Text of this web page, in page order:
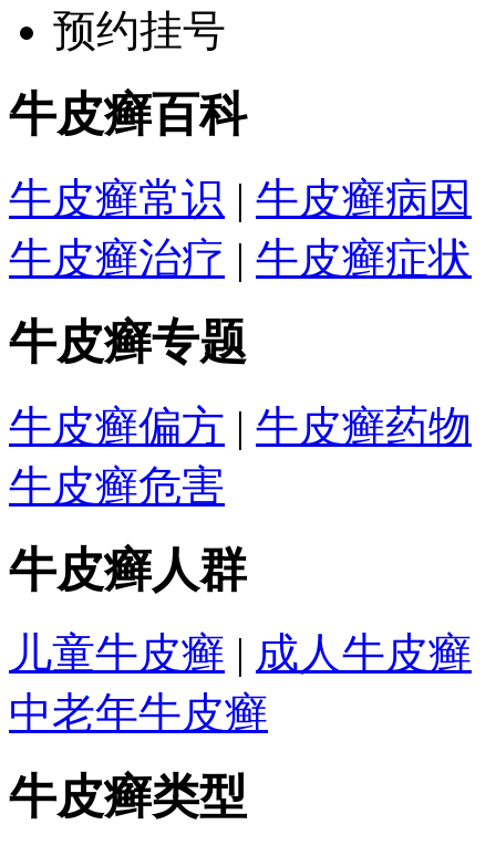
预约挂号
牛皮癣百科
牛皮癣常识 | 牛皮癣病因
牛皮癣治疗 | 牛皮癣症状
牛皮癣专题
牛皮癣偏方 | 牛皮癣药物
牛皮癣危害
牛皮癣人群
儿童牛皮癣 | 成人牛皮癣
中老年牛皮癣
牛皮癣类型